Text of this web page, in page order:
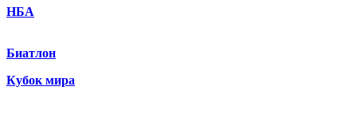
НБА
Биатлон
Кубок мира